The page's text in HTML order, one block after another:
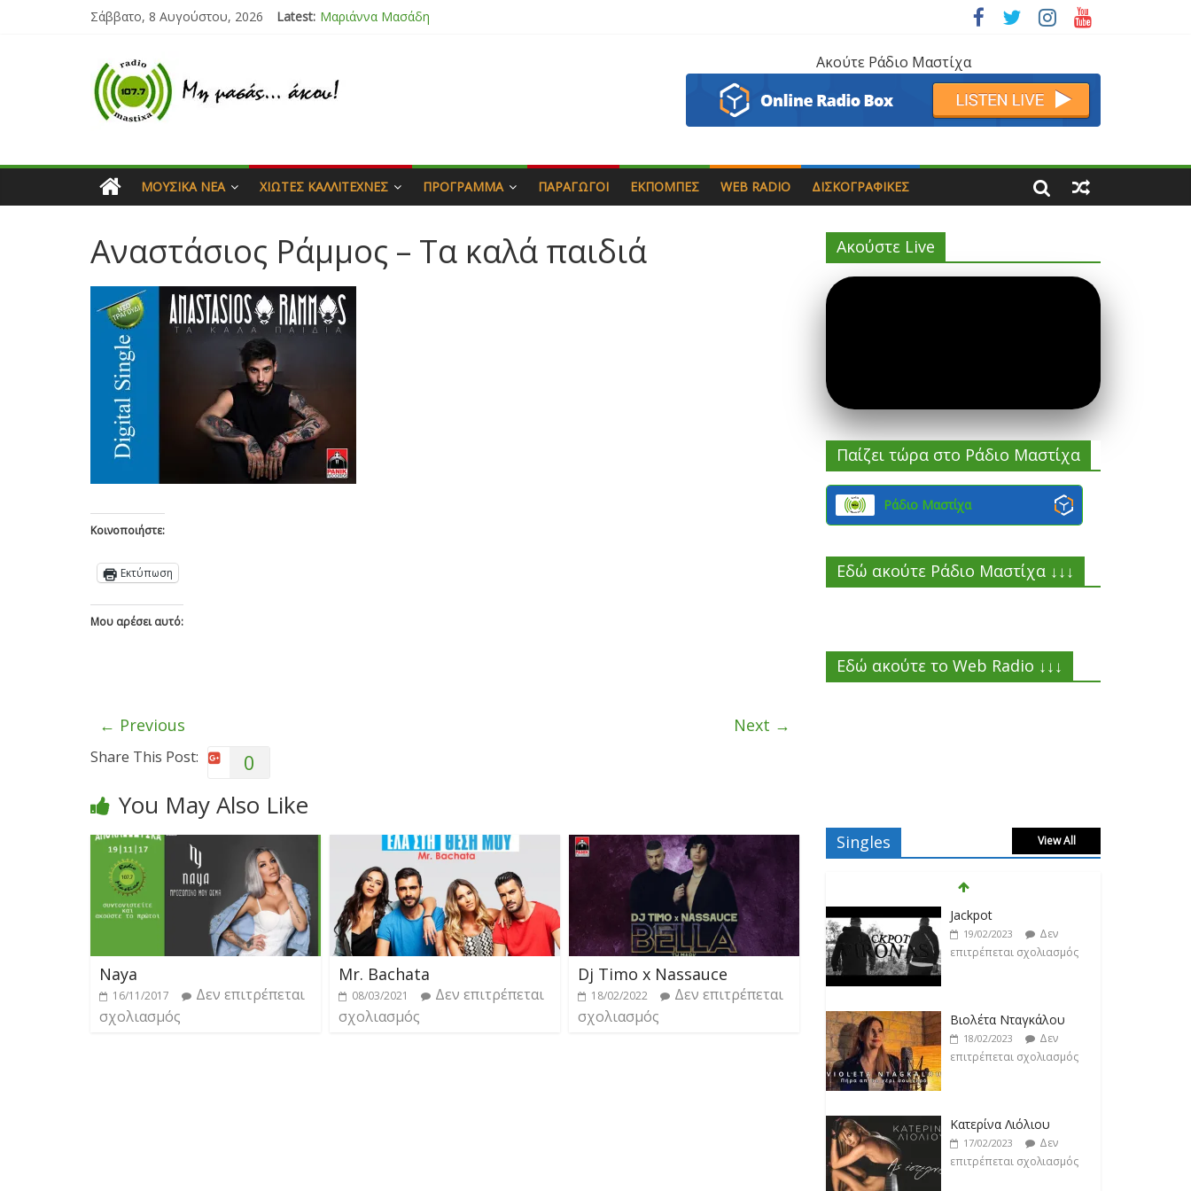
Σάββατο, 8 Αυγούστου, 2026 Latest: Μαριάννα Μασάδη
Ιορδάνης Αγαπητός
Ακούτε Ράδιο Μαστίχα
ΜΟΥΣΙΚΆ ΝΈΑ ΧΙΏΤΕΣ ΚΑΛΛΙΤΈΧΝΕΣ ΠΡΌΓΡΑΜΜΑ ΠΑΡΑΓΩΓΟΊ ΕΚΠΟΜΠΈΣ WEB RADIO ΔΙΣΚΟΓΡΑΦΙΚΈΣ
Αναστάσιος Ράμμος – Τα καλά παιδιά
Κοινοποιήστε:
Εκτύπωση
Μου αρέσει αυτό:
← Previous Next →
Share This Post: 0
You May Also Like
Naya
16/11/2017
Δεν επιτρέπεται
σχολιασμός
Mr. Bachata
08/03/2021
Δεν επιτρέπεται
σχολιασμός
Dj Timo x Nassauce
18/02/2022
Δεν επιτρέπεται
σχολιασμός
Ακούστε Live
Παίζει τώρα στο Ράδιο Μαστίχα
Ράδιο Μαστίχα
Εδώ ακούτε Ράδιο Μαστίχα ↓↓↓
Εδώ ακούτε το Web Radio ↓↓↓
Singles View All
Jackpot
19/02/2023
Δεν
επιτρέπεται σχολιασμός
Βιολέτα Νταγκάλου
18/02/2023
Δεν
επιτρέπεται σχολιασμός
Κατερίνα Λιόλιου
17/02/2023
Δεν
επιτρέπεται σχολιασμός